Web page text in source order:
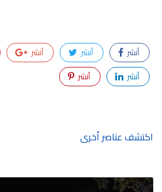
أنشر أنشر أنشر
أنشر
أنشر
اكتشف عناصر أخرى